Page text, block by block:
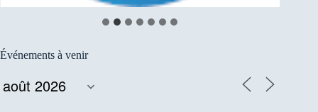
Événements à venir